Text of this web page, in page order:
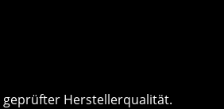
geprüfter Herstellerqualität.